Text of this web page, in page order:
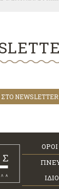
NEWSLETTER